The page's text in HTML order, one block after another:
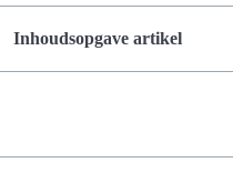
Inhoudsopgave artikel